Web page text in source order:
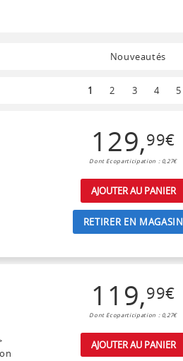
Nouveautés
1 2 3 4 5
129,99€
Dont Ecoparticipation : 0,27€
AJOUTER AU PANIER
RETIRER EN MAGASIN
119,99€
Dont Ecoparticipation : 0,27€
AJOUTER AU PANIER